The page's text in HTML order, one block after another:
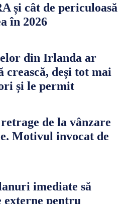
și cât de periculoasă
în 2026
din Irlanda ar
crească, deși tot mai
și le permit
de la vânzare
Motivul invocat de
imediate să
externe pentru